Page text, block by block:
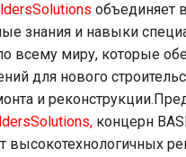
объединяет
знания и навыки
всему миру, которые
для нового
и
концерн
высокотехнологичных